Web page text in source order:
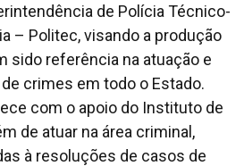
de Polícia Técnico-
– Politec, visando a produção
sido referência na atuação e
crimes em todo o Estado.
com o apoio do Instituto de
de atuar na área criminal,
à resoluções de casos de